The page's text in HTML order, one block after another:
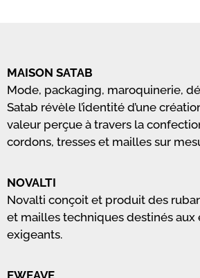
MAISON SATAB
Mode, packaging, maroquinerie,
Satab révèle l’identité d’une
valeur perçue à travers la
cordons, tresses et mailles sur
NOVALTI
Novalti conçoit et produit des
et mailles techniques destinés aux
exigeants.